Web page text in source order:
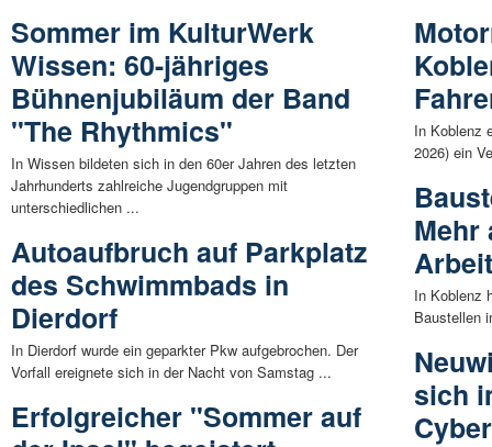
Sommer im KulturWerk
Wissen: 60-jähriges
Bühnenjubiläum der Band
"The Rhythmics"
In Wissen bildeten sich in den 60er Jahren des letzten
Jahrhunderts zahlreiche Jugendgruppen mit
unterschiedlichen ...
Autoaufbruch auf Parkplatz
des Schwimmbads in
Dierdorf
In Dierdorf wurde ein geparkter Pkw aufgebrochen. Der
Vorfall ereignete sich in der Nacht von Samstag ...
Erfolgreicher "Sommer auf
In Koblenz
2026) ein
Mehr
In Koblenz
Baustellen
sich